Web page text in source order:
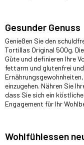
Gesunder Genuss
Genießen Sie den
Tortillas Original 500g.
Güte und definieren Ihre
fettarm und glutenfrei und
einzugehen. Nähren Sie
dass Sie sich ein
Engagement für Ihr
Wohlfühlessen